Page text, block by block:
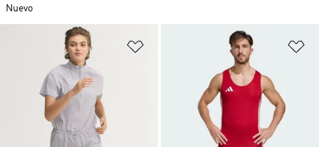
Nuevo
Añadir a la lista de deseos